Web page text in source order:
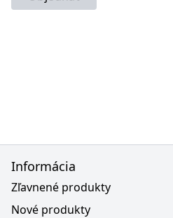
Informácia
Zľavnené produkty
Nové produkty